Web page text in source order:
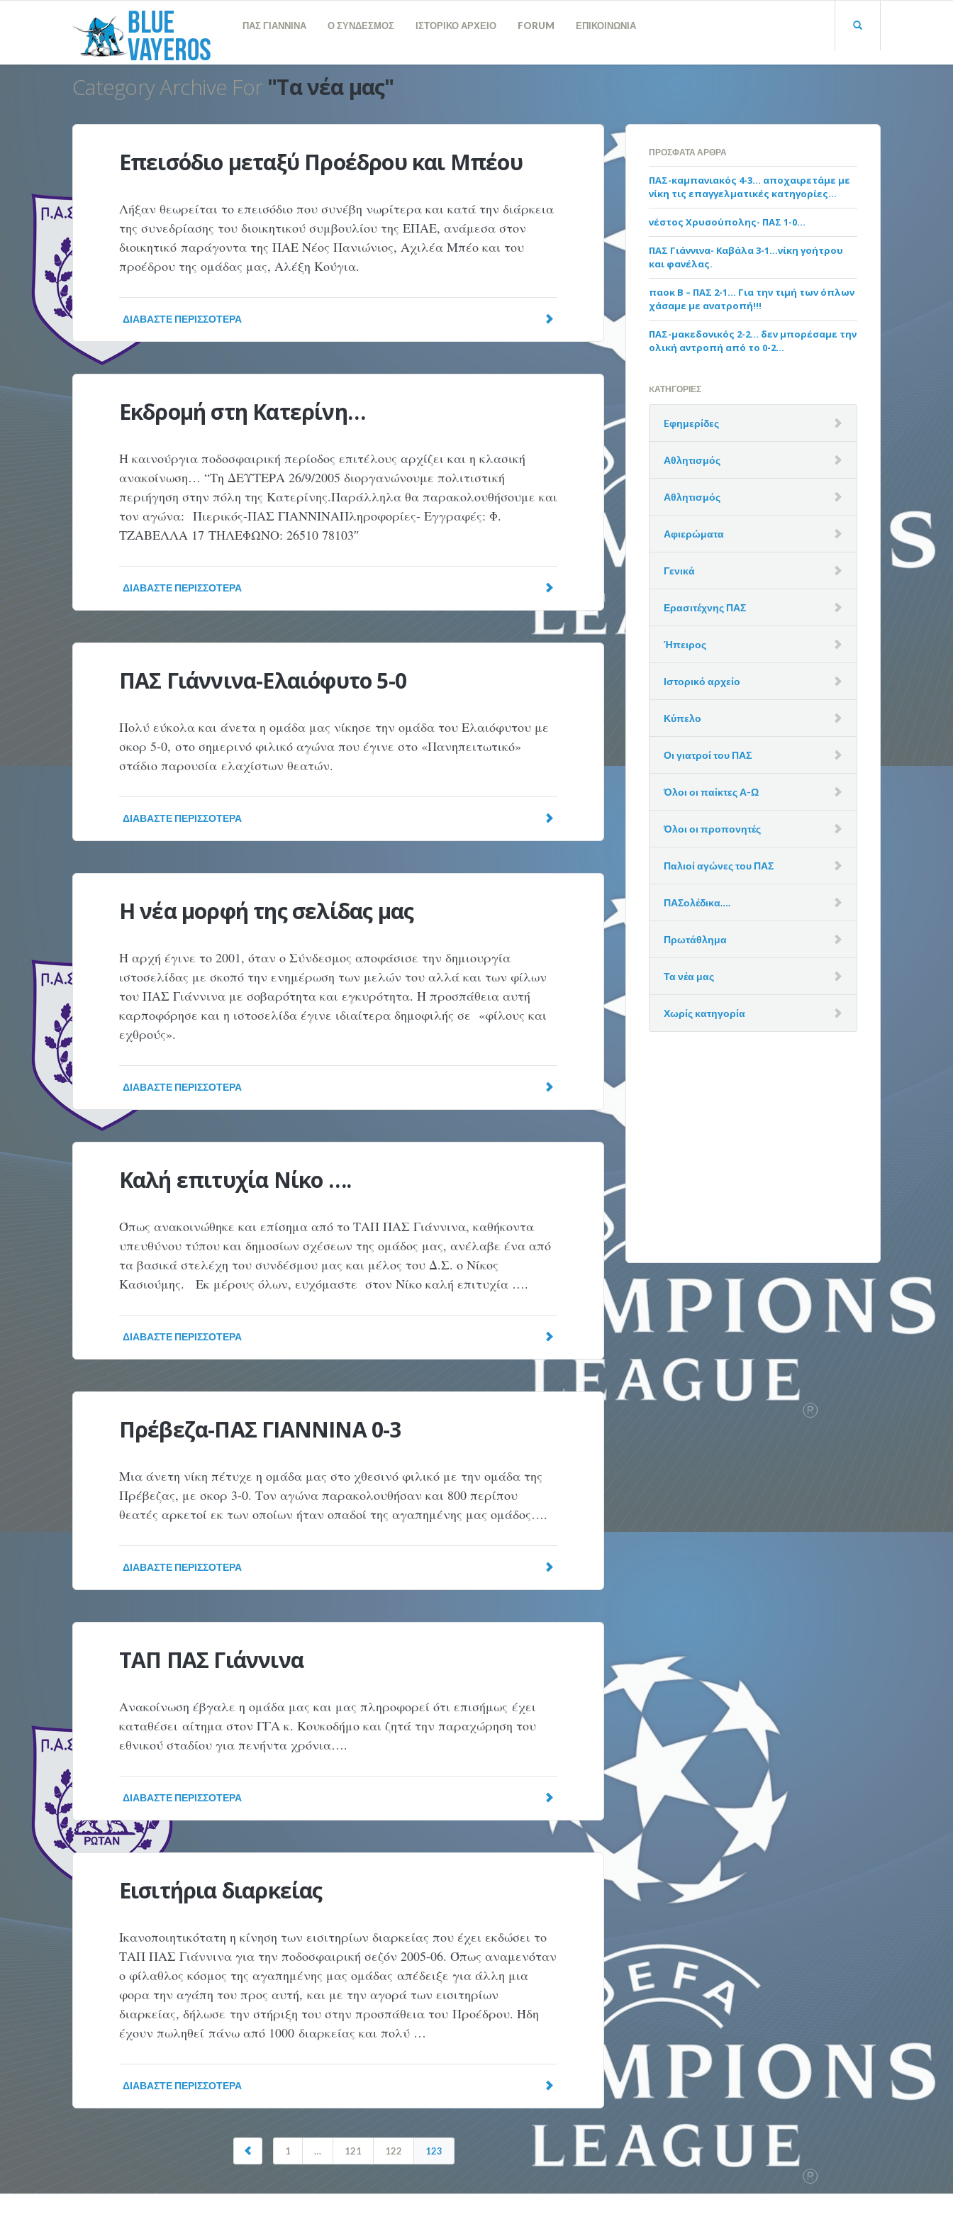
ΠΑΣ ΓΙΑΝΝΙΝΑ Ο ΣΥΝΔΕΣΜΟΣ ΙΣΤΟΡΙΚΟ ΑΡΧΕΙΟ FORUM ΕΠΙΚΟΙΝΩΝΙΑ
Category Archive For"Τα νέα μας"
Επεισόδιο μεταξύ Προέδρου και Μπέου
Λήξαν θεωρείται το επεισόδιο που συνέβη νωρίτερα και κατά την διάρκεια
της συνεδρίασης του διοικητικού συμβουλίου της ΕΠΑΕ, ανάμεσα στον
διοικητικό παράγοντα της ΠΑΕ Νέος Πανιώνιος, Αχιλέα Μπέο και του
προέδρου της ομάδας μας, Αλέξη Κούγια.
ΔΙΑΒΆΣΤΕ ΠΕΡΙΣΣΌΤΕΡΑ
Εκδρομή στη Κατερίνη…
Η καινούργια ποδοσφαιρική περίοδος επιτέλους αρχίζει και η κλασική
ανακοίνωση… “Τη ΔΕΥΤΕΡΑ 26/9/2005 διοργανώνουμε πολιτιστική
περιήγηση στην πόλη της Κατερίνης.Παράλληλα θα παρακολουθήσουμε και
τον αγώνα: Πιερικός-ΠΑΣ ΓΙΑΝΝΙΝΑΠληροφορίες- Εγγραφές: Φ.
ΤΖΑΒΕΛΛΑ 17 ΤΗΛΕΦΩΝΟ: 26510 78103″
ΔΙΑΒΆΣΤΕ ΠΕΡΙΣΣΌΤΕΡΑ
ΠΑΣ Γιάννινα-Ελαιόφυτο 5-0
Πολύ εύκολα και άνετα η ομάδα μας νίκησε την ομάδα του Ελαιόφυτου με
σκορ 5-0, στο σημερινό φιλικό αγώνα που έγινε στο «Πανηπειτωτικό»
στάδιο παρουσία ελαχίστων θεατών.
ΔΙΑΒΆΣΤΕ ΠΕΡΙΣΣΌΤΕΡΑ
Η νέα μορφή της σελίδας μας
Η αρχή έγινε το 2001, όταν ο Σύνδεσμος αποφάσισε την δημιουργία
ιστοσελίδας με σκοπό την ενημέρωση των μελών του αλλά και των φίλων
του ΠΑΣ Γιάννινα με σοβαρότητα και εγκυρότητα. Η προσπάθεια αυτή
καρποφόρησε και η ιστοσελίδα έγινε ιδιαίτερα δημοφιλής σε «φίλους και
εχθρούς».
ΔΙΑΒΆΣΤΕ ΠΕΡΙΣΣΌΤΕΡΑ
Καλή επιτυχία Νίκο ….
Όπως ανακοινώθηκε και επίσημα από το ΤΑΠ ΠΑΣ Γιάννινα, καθήκοντα
υπευθύνου τύπου και δημοσίων σχέσεων της ομάδος μας, ανέλαβε ένα από
τα βασικά στελέχη του συνδέσμου μας και μέλος του Δ.Σ. ο Νίκος
Κασιούμης. Εκ μέρους όλων, ευχόμαστε στον Νίκο καλή επιτυχία ….
ΔΙΑΒΆΣΤΕ ΠΕΡΙΣΣΌΤΕΡΑ
Πρέβεζα-ΠΑΣ ΓΙΑΝΝΙΝΑ 0-3
Μια άνετη νίκη πέτυχε η ομάδα μας στο χθεσινό φιλικό με την ομάδα της
Πρέβεζας, με σκορ 3-0. Τον αγώνα παρακολουθήσαν και 800 περίπου
θεατές αρκετοί εκ των οποίων ήταν οπαδοί της αγαπημένης μας ομάδος….
ΔΙΑΒΆΣΤΕ ΠΕΡΙΣΣΌΤΕΡΑ
ΤΑΠ ΠΑΣ Γιάννινα
Ανακοίνωση έβγαλε η ομάδα μας και μας πληροφορεί ότι επισήμως έχει
καταθέσει αίτημα στον ΓΓΑ κ. Κουκοδήμο και ζητά την παραχώρηση του
εθνικού σταδίου για πενήντα χρόνια….
ΔΙΑΒΆΣΤΕ ΠΕΡΙΣΣΌΤΕΡΑ
Εισιτήρια διαρκείας
Ικανοποιητικότατη η κίνηση των εισιτηρίων διαρκείας που έχει εκδώσει το
ΤΑΠ ΠΑΣ Γιάννινα για την ποδοσφαιρική σεζόν 2005-06. Όπως αναμενόταν
ο φίλαθλος κόσμος της αγαπημένης μας ομάδας απέδειξε για άλλη μια
φορα την αγάπη του προς αυτή, και με την αγορά των εισιτηρίων
διαρκείας, δήλωσε την στήριξη του στην προσπάθεια του Προέδρου. Ήδη
έχουν πωληθεί πάνω από 1000 διαρκείας και πολύ …
ΔΙΑΒΆΣΤΕ ΠΕΡΙΣΣΌΤΕΡΑ
1 … 121 122 123
ΠΡΌΣΦΑΤΑ ΆΡΘΡΑ
ΠΑΣ-καμπανιακός 4-3… αποχαιρετάμε με
νίκη τις επαγγελματικές κατηγορίες…
νέστος Χρυσούπολης- ΠΑΣ 1-0…
ΠΑΣ Γιάννινα- Καβάλα 3-1…νίκη γοήτρου
και φανέλας.
παοκ Β – ΠΑΣ 2-1… Για την τιμή των όπλων
χάσαμε με ανατροπή!!!
ΠΑΣ-μακεδονικός 2-2… δεν μπορέσαμε την
ολική αντροπή από το 0-2…
KΑΤΗΓΟΡΊΕΣ
Eφημερίδες
Αθλητισμός
Αθλητισμός
Αφιερώματα
Γενικά
Ερασιτέχνης ΠΑΣ
Ήπειρος
Ιστορικό αρχείο
Κύπελο
Οι γιατροί του ΠΑΣ
Όλοι οι παίκτες Α-Ω
Όλοι οι προπονητές
Παλιοί αγώνες του ΠΑΣ
ΠΑΣολέδικα….
Πρωτάθλημα
Τα νέα μας
Χωρίς κατηγορία